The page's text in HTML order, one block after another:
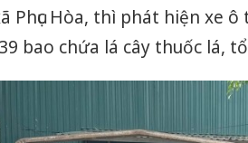
Phục Hòa, thì phát hiện xe
bao chứa lá cây thuốc lá,